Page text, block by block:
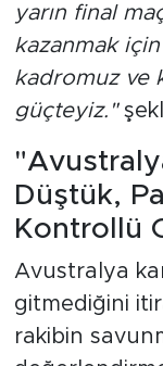
yarın final
kazanmak
kadromuz ve
güçteyiz."
Düştük,
Kontrollü
Avustralya
gitmediğini
rakibin